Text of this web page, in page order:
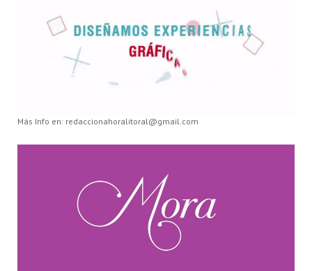
Más Info en: redaccionahoralitoral@gmail.com